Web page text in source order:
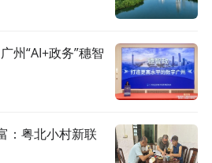
州“AI+政务”穗智
：粤北小村新联